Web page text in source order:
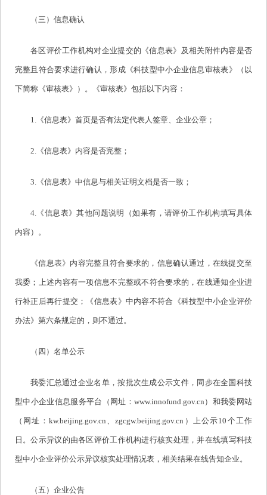
（三）信息确认
各区评价工作机构对企业提交的《信息表》及相关附件内容是否
完整且符合要求进行确认，形成《科技型中小企业信息审核表》（以
下简称《审核表》）。《审核表》包括以下内容：
1.《信息表》首页是否有法定代表人签章、企业公章；
2.《信息表》内容是否完整；
3.《信息表》中信息与相关证明文档是否一致；
4.《信息表》其他问题说明（如果有，请评价工作机构填写具体
内容）。
《信息表》内容完整且符合要求的，信息确认通过，在线提交至
我委；上述内容有一项信息不完整或不符合要求的，在线通知企业进
行补正后再行提交；《信息表》中内容不符合《科技型中小企业评价
办法》第六条规定的，则不通过。
（四）名单公示
我委汇总通过企业名单，按批次生成公示文件，同步在全国科技
型中小企业信息服务平台（网址：www.innofund.gov.cn）和我委网站
（网址：kw.beijing.gov.cn、zgcgw.beijing.gov.cn）上公示10个工作
日。公示异议的由各区评价工作机构进行核实处理，并在线填写科技
型中小企业评价公示异议核实处理情况表，相关结果在线告知企业。
（五）企业公告